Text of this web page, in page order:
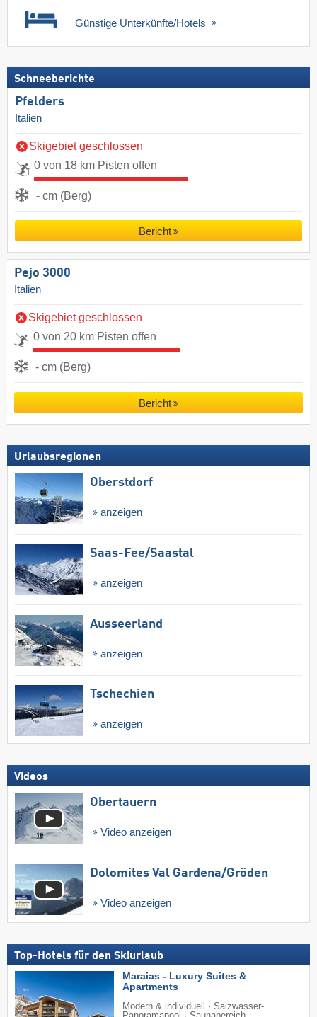
Günstige Unterkünfte/Hotels
Schneeberichte
Pfelders
Italien
Skigebiet geschlossen
0 von 18 km Pisten offen
- cm (Berg)
Bericht
Pejo 3000
Italien
Skigebiet geschlossen
0 von 20 km Pisten offen
- cm (Berg)
Bericht
Urlaubsregionen
Oberstdorf
anzeigen
Saas-Fee/​Saastal
anzeigen
Ausseerland
anzeigen
Tschechien
anzeigen
Videos
Obertauern
Video anzeigen
Dolomites Val Gardena/​Gröden
Video anzeigen
Top-Hotels für den Skiurlaub
Maraias - Luxury Suites &
Apartments
Modern & individuell · Salzwasser-